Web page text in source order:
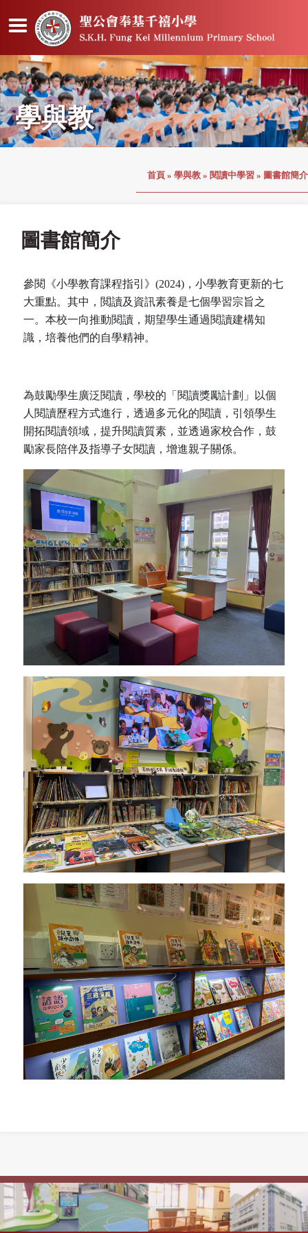
學與教
首頁 » 學與教 » 閱讀中學習 » 圖書館簡介
圖書館簡介
參閱《小學教育課程指引》(2024)，小學教育更新的七
大重點。其中，閲讀及資訊素養是七個學習宗旨之
一。本校一向推動閱讀，期望學生通過閱讀建構知
識，培養他們的自學精神。
為鼓勵學生廣泛閱讀，學校的「閱讀獎勵計劃」以個
人閱讀歷程方式進行，透過多元化的閱讀，引領學生
開拓閱讀領域，提升閱讀質素，並透過家校合作，鼓
勵家長陪伴及指導子女閱讀，增進親子關係。